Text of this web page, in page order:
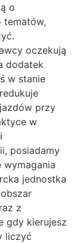
o
tematów,
oczekują
dodatek
w stanie
przy
w
posiadamy
wymagania
jednostka
z
gdy kierujesz
liczyć